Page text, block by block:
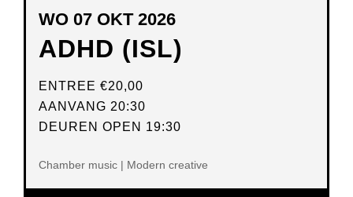
ADHD (ISL)
WO 07 OKT 2026
ENTREE €20,00
AANVANG 20:30
DEUREN OPEN 19:30
Chamber music | Modern creative